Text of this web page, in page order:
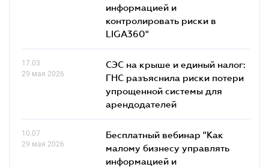
информацией и
контролировать риски в
LIGA360"
17.03
29 мая 2026
СЭС на крыше и единый налог:
ГНС разъяснила риски потери
упрощенной системы для
арендодателей
10.07
29 мая 2026
Бесплатный вебинар "Как
малому бизнесу управлять
информацией и